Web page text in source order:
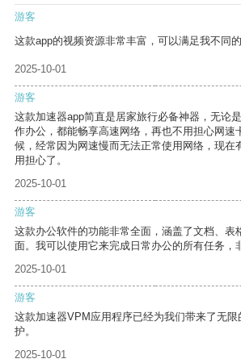
游客
这款app的视频资源非常丰富，可以满足我不同的
2025-10-01
游客
这款加速器app简直是居家旅行必备神器，无论
作办公，都能畅享高速网络，再也不用担心网速
候，经常因为网速慢而无法正常使用网络，现在
用担心了。
2025-10-01
游客
这款办公软件的功能非常全面，涵盖了文档、表
面。我可以使用它来完成日常办公的所有任务，
2025-10-01
游客
这款加速器VPM应用程序已经为我们带来了无
护。
2025-10-01